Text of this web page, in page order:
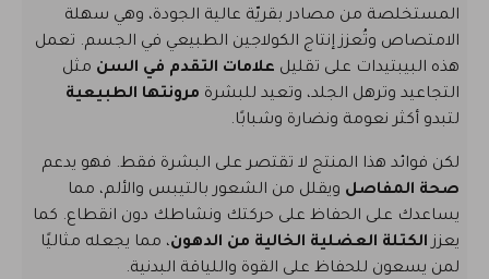
المستخلصة من مصادر بقريّة عالية الجودة، وهي سهلة
الامتصاص وتُعزز إنتاج الكولاجين الطبيعي في الجسم. تعمل
هذه البيبتيدات على تقليل علامات التقدم في السن مثل
التجاعيد وترهل الجلد، وتعيد للبشرة مرونتها الطبيعية
لتبدو أكثر نعومة ونضارة وشبابًا.
لكن فوائد هذا المنتج لا تقتصر على البشرة فقط. فهو يدعم
صحة المفاصل ويقلل من الشعور بالتيبس والألم، مما
يساعدك على الحفاظ على حركتك ونشاطك دون انقطاع. كما
يعززالكتلة العضلية الخالية من الدهون، مما يجعله مثاليًا
لمن يسعون للحفاظ على القوة واللياقة البدنية.